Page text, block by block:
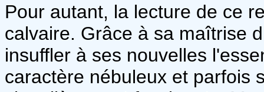
Pour autant, la lecture de ce
calvaire. Grâce à sa maîtrise
insuffler à ses nouvelles
caractère nébuleux et parfois